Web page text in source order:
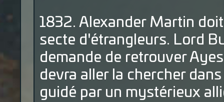
1832. Alexander Martin
secte d'étrangleurs. Lord
demande de retrouver
devra aller la chercher
guidé par un mystérieux